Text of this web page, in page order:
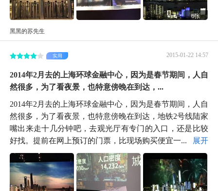
6张
黑黑的苏先生
2015-01-22 14:57
实用
2014年2月去的上海环球金融中心，因为是春节期间，人自
然很多，为了看夜景，也特意傍晚在到达，...
2014年2月去的上海环球金融中心，因为是春节期间，人自
然很多，为了看夜景，也特意傍晚在到达，地铁2号线陆家
嘴出来走十几分钟吧，去观光厅有专门的入口，还是比较
好找。提前在网上预订的门票，比现场购买便宜一...
展开